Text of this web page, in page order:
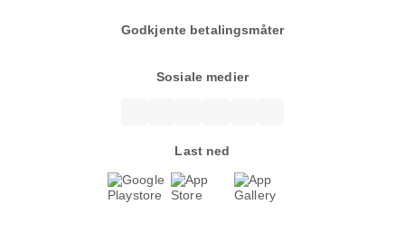
Godkjente betalingsmåter
Sosiale medier
Last ned